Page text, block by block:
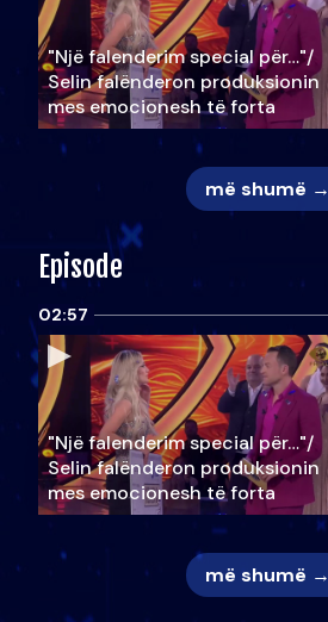
"Një falenderim special për…"/
Selin falënderon produksionin
mes emocionesh të forta
më shumë →
Episode
02:57
"Një falenderim special për…"/
Selin falënderon produksionin
mes emocionesh të forta
më shumë →